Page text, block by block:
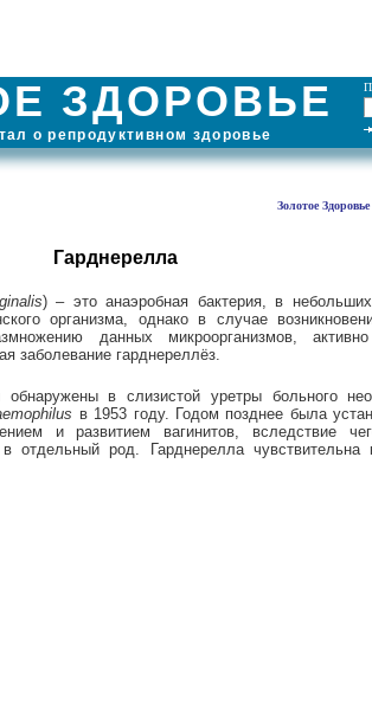
ЗДОРОВЬЕ
о репродуктивном здоровье
Золотое Здоровье
Гарднерелла
) – это анаэробная бактерия, в небольших
организма, однако в случае
данных микроорганизмов,
заболевание гарднереллёз.
в слизистой уретры больного
в 1953 году. Годом позднее была
и развитием вагинитов, вследствие
отдельный род. Гарднерелла чувствительна